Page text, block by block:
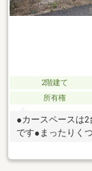
2階建て
所有権
●カースペースは
です●まったりく